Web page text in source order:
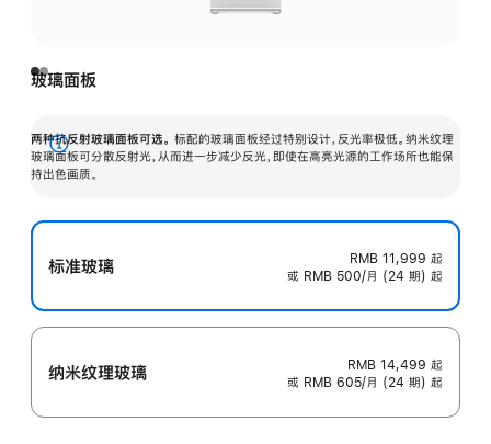
玻璃面板
两种抗反射玻璃面板可选。 标配的玻璃面板经过特别设计，反光率极低。纳米纹理
玻璃面板可分散反射光，从而进一步减少反光，即使在高亮光源的工作场所也能保
持出色画质。
展
开
标准玻璃 RMB 11,999 起
或 RMB 500/月 (24 期) 起
纳米纹理玻璃 RMB 14,499 起
或 RMB 605/月 (24 期) 起